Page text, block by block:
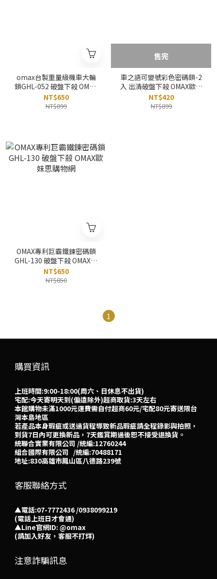
omax台製重量級機車大輪
鎖GHL-052 破盤下殺 OMAX
歐妹思購物網
NT$650
NT$899
售完
車之語可變號彩色密碼鎖-2
入 出清破盤下殺 OMAX歐妹
思購物網
NT$420
NT$899
OMAX專利巨霸鐵鍊密碼鎖
GHL-130 破盤下殺 OMAX歐
妹思購物網
NT$650
NT$850
1
購買資訊
上班時間:9:00-18:00(周六、日休息不出貨)
宅配:今天寄明天到(偏遠除外)超商取貨:3天左右
本館購物未滿1000元運費需自付超商60元/宅配80元寄送限台
灣本島地區
若產品本身瑕疵或送過貨程導致新品瑕疵請全程錄影與拍照，
到貨7日內可更換新品，7天鑑賞期過後恕不接受退換貨。
統聯合實業有限公司 /統編:12760244
組合國際有限公司 /統編:70488171
地址:830高雄市鳳山區八德路239號
客服聯絡方式
▲電話:07-7772436 /0938099219
(電話上班日才會通)
▲Line官網ID: @omax​
(請加入好友，客服不打烊)
注意詐騙訊息